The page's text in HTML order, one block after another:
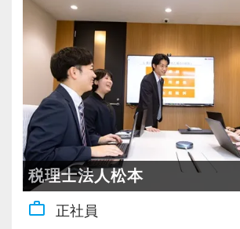
わからないことや悩みにはきちん
話を聞いてくれる先輩がいつもそ
安心してください。
業界特有の“かたさ”がないのも当
■未経験から税理士事務所へ転職
方へ
https://www.docswell.com/s/
matusmoto2024
【現役スタッフの声】
りがいを持てることとステップア
とを第一に考えています。
将来会計事務所で活躍したい熱い
方、お待ちしています！
【実務型研修・教育制度充実！学
れからの会計業界で生き残るため
性を磨けます】
会計業界はいずれコンピューター
変わられる職業と言われています。
ることから資格取得に励むスタッ
しています。
若いメンバーが多く明るい雰囲気
る気に満ちあふれています。
自主性がある方には活躍できる舞
もご用意するので、この業界で何
い目標がある方は、ぜひ当社の門
さい！
充実した実務重視のOJTで、安心
と知識をゼロから身に付けられま
税務・会計の経験と知識を磨きな
アップを目指しませんか？
【対象業種100種以上！節税・融
強い税理士法人です】
創業以来17年連続増収増益、顧
上、全国6拠点で安定的に成長中
お客様に事務所までご来社いただ
税理士法人松本
work_outline 正社員